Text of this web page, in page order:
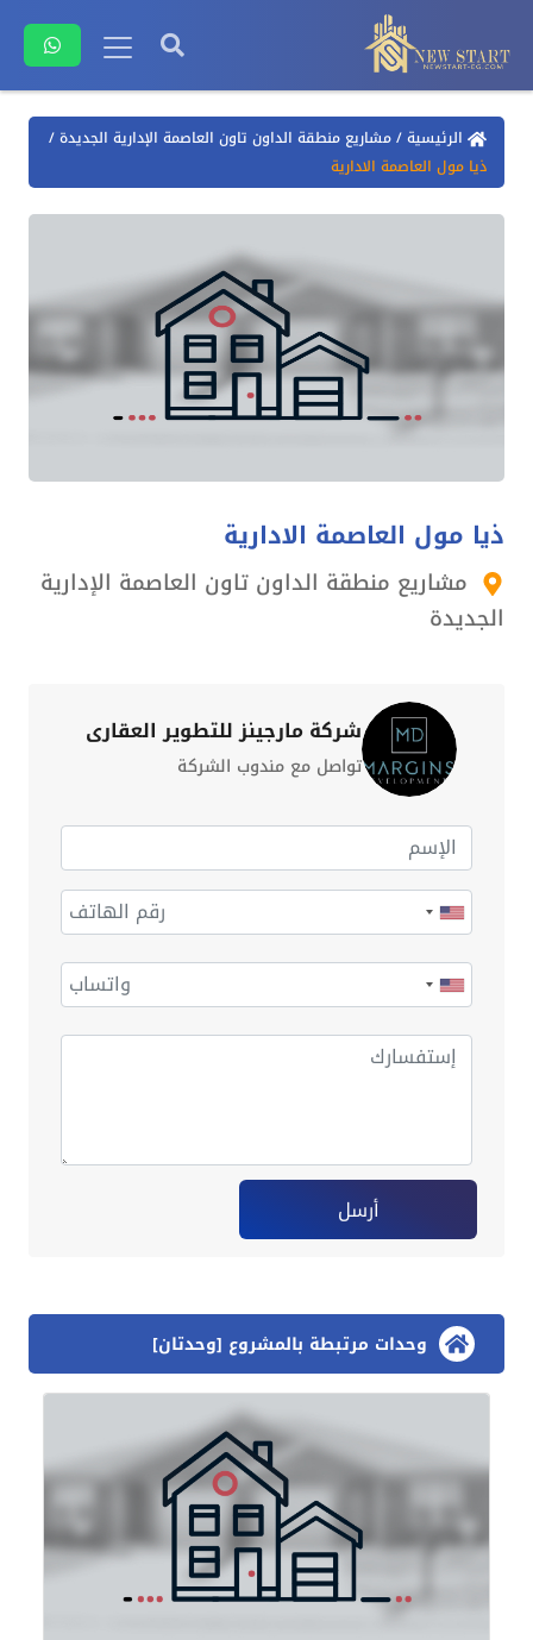
الرئيسية/مشاريع منطقة الداون تاون العاصمة الإدارية الجديدة/
ذيا مول العاصمة الادارية
ذيا مول العاصمة الادارية
مشاريع منطقة الداون تاون العاصمة الإدارية
الجديدة
شركة مارجينز للتطوير العقاري
تواصل مع مندوب الشركة
أرسل
وحدات مرتبطة بالمشروع [وحدتان]